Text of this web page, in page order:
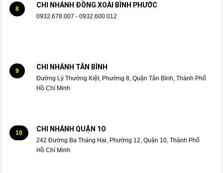
8 CHI NHÁNH ĐỒNG XOÀI BÌNH PHƯỚC
0932.678.007 - 0932.600.012
9 CHI NHÁNH TÂN BÌNH
Đường Lý Thường Kiệt, Phường 8, Quận Tân Bình, Thành Phố
Hồ Chí Minh
10 CHI NHÁNH QUẬN 1O
242 Đường Ba Tháng Hai, Phường 12, Quận 10, Thành Phố
Hồ Chí Minh